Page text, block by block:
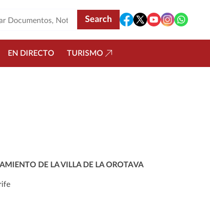
EN DIRECTO TURISMO
DE LA VILLA DE LA OROTAVA